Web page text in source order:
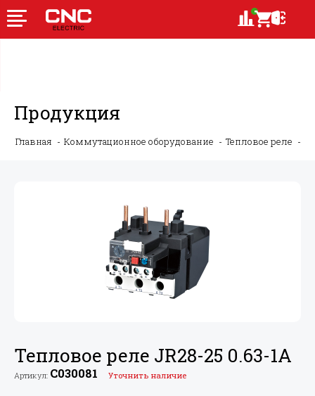
Продукция
Главная Коммутационное оборудование Тепловое реле
Тепловое реле JR28-25 0.63-1A
Артикул: C030081 Уточнить наличие